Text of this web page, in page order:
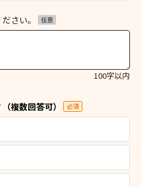
さい。 任意
100字以内
複数回答可） 必須